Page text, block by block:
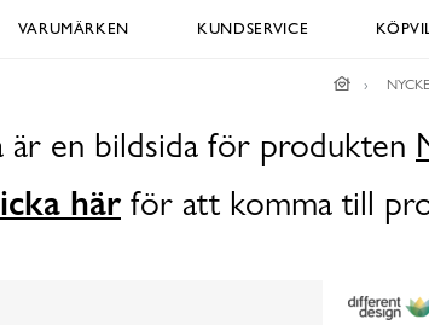
VARUMÄRKEN KUNDSERVICE
är en bildsida för produkten
här för att komma till